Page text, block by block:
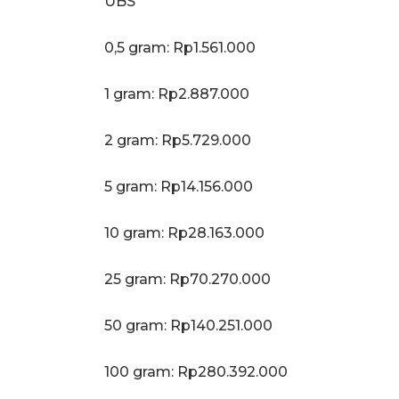
0,5 gram: Rp1.561.000
‎1 gram: Rp2.887.000
‎2 gram: Rp5.729.000
‎5 gram: Rp14.156.000
10 gram: Rp28.163.000
‎25 gram: Rp70.270.000
‎50 gram: Rp140.251.000
‎100 gram: Rp280.392.000